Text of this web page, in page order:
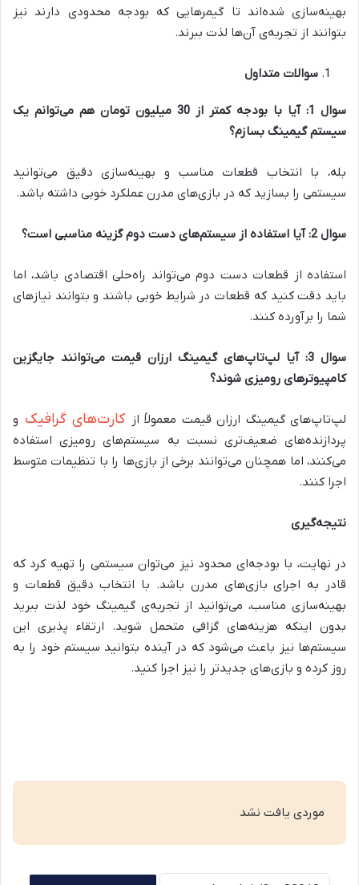
بهینه‌سازی شده‌اند تا گیمرهایی که بودجه محدودی دارند نیز
بتوانند از تجربه‌ی آن‌ها لذت ببرند.
سوالات متداول
سوال 1: آیا با بودجه کمتر از 30 میلیون تومان هم می‌توانم یک
سیستم گیمینگ بسازم؟
بله، با انتخاب قطعات مناسب و بهینه‌سازی دقیق می‌توانید
سیستمی را بسازید که در بازی‌های مدرن عملکرد خوبی داشته باشد.
سوال 2: آیا استفاده از سیستم‌های دست دوم گزینه مناسبی است؟
استفاده از قطعات دست دوم می‌تواند راه‌حلی اقتصادی باشد، اما
باید دقت کنید که قطعات در شرایط خوبی باشند و بتوانند نیازهای
شما را برآورده کنند.
سوال 3: آیا لپ‌تاپ‌های گیمینگ ارزان قیمت می‌توانند جایگزین
کامپیوترهای رومیزی شوند؟
لپ‌تاپ‌های گیمینگ ارزان قیمت معمولاً از کارت‌های گرافیک و
پردازنده‌های ضعیف‌تری نسبت به سیستم‌های رومیزی استفاده
می‌کنند، اما همچنان می‌توانند برخی از بازی‌ها را با تنظیمات متوسط
اجرا کنند.
نتیجه‌گیری
در نهایت، با بودجه‌ای محدود نیز می‌توان سیستمی را تهیه کرد که
قادر به اجرای بازی‌های مدرن باشد. با انتخاب دقیق قطعات و
بهینه‌سازی مناسب، می‌توانید از تجربه‌ی گیمینگ خود لذت ببرید
بدون اینکه هزینه‌های گزافی متحمل شوید. ارتقاء پذیری این
سیستم‌ها نیز باعث می‌شود که در آینده بتوانید سیستم خود را به
روز کرده و بازی‌های جدیدتر را نیز اجرا کنید.
موردی یافت نشد